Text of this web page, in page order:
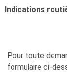
Indications
Pour toute
formulaire ci-